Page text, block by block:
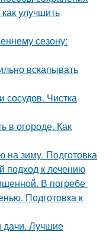
улучшить
сезону:
вскапывать
сосудов. Чистка
в огороде. Как
на зиму. Подготовка
подход к лечению
В погребе
Подготовка к
дачи. Лучшие